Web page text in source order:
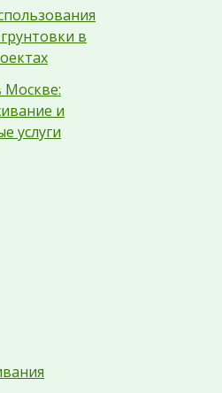
в
Москве:
и
услуги